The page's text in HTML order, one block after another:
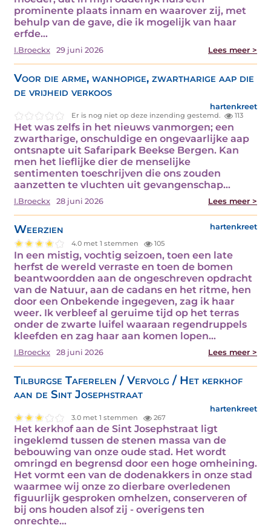
prominente plaats innam en waarover zij, met
behulp van de gave, die ik mogelijk van haar
erfde…
I.Broeckx 29 juni 2026 Lees meer >
Voor die arme, wanhopige, zwartharige aap die
de vrijheid verkoos
hartenkreet
Er is nog niet op deze inzending gestemd. 113
Het was zelfs in het nieuws vanmorgen; een
zwartharige, onschuldige en ongevaarlijke aap
ontsnapte uit Safaripark Beekse Bergen. Kan
men het lieflijke dier de menselijke
sentimenten toeschrijven die ons zouden
aanzetten te vluchten uit gevangenschap…
I.Broeckx 28 juni 2026 Lees meer >
Weerzien hartenkreet
4.0 met 1 stemmen 105
In een mistig, vochtig seizoen, toen een late
herfst de wereld verraste en toen de bomen
beantwoordden aan de ongeschreven opdracht
van de Natuur, aan de cadans en het ritme, hen
door een Onbekende ingegeven, zag ik haar
weer. Ik verbleef al geruime tijd op het terras
onder de zwarte luifel waaraan regendruppels
kleefden en zag haar aan komen lopen…
I.Broeckx 28 juni 2026 Lees meer >
Tilburgse Taferelen / Vervolg / Het kerkhof
aan de Sint Josephstraat
hartenkreet
3.0 met 1 stemmen 267
Het kerkhof aan de Sint Josephstraat ligt
ingeklemd tussen de stenen massa van de
bebouwing van onze oude stad. Het wordt
omringd en begrensd door een hoge omheining.
Het vormt een van de dodenakkers in onze stad
waarmee wij onze zo dierbare overledenen
figuurlijk gesproken omhelzen, conserveren of
bij ons houden alsof zij - overigens ten
onrechte…